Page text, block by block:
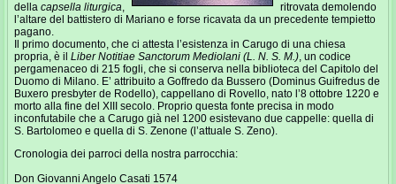
dellacapsella liturgica,
ritrovata demolendo
l’altare del battistero di Mariano e forse ricavata da un precedente tempietto
pagano.
Il primo documento, che ci attesta l’esistenza in Carugo di una chiesa
propria, è ilLiber Notitiae Sanctorum Mediolani (L. N. S. M.), un codice
pergamenaceo di 215 fogli, che si conserva nella biblioteca del Capitolo del
Duomo di Milano. E’ attribuito a Goffredo da Bussero (Dominus Guifredus de
Buxero presbyter de Rodello), cappellano di Rovello, nato l’8 ottobre 1220 e
morto alla fine del XIII secolo. Proprio questa fonte precisa in modo
inconfutabile che a Carugo già nel 1200 esistevano due cappelle: quella di
S. Bartolomeo e quella di S. Zenone (l’attuale S. Zeno).
Cronologia dei parroci della nostra parrocchia:
Don Giovanni Angelo Casati 1574